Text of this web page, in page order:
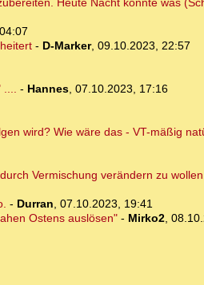
Heute Nacht könnte was
- D-Marker, 09.10.2023, 22:57
.... - Hannes, 07.10.2023, 17:16
wird? Wie wäre das - VT-mäßig
Vermischung verändern zu
- Durran, 07.10.2023, 19:41
Ostens auslösen"- Mirko2,